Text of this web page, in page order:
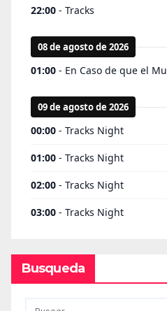
Busqueda